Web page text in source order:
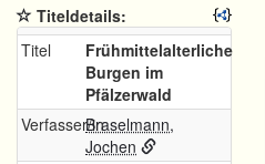
Titeldetails:
Titel
Frühmittelalterliche
Burgen im
Pfälzerwald
Verfasser/inBraselmann,
Jochen